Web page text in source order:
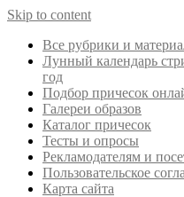
Skip to content
Все рубрики и
Лунный календарь
год
Подбор причесок
Галереи образов
Каталог причесок
Тесты и опросы
Рекламодателям и
Пользовательское
Карта сайта